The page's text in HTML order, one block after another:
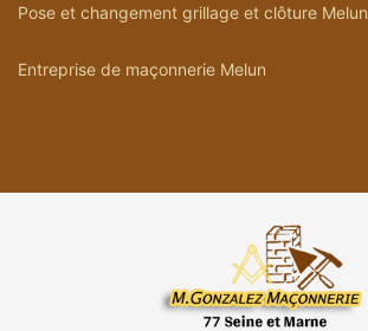
Pose et changement grillage et clôture Melun
Entreprise de maçonnerie Melun